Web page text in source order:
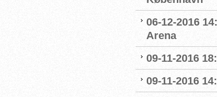
06-12-2016
Arena
09-11-2016
09-11-2016